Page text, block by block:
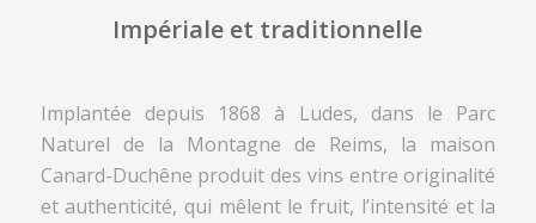
Impériale et traditionnelle
Implantée depuis 1868 à Ludes, dans le Parc
Naturel de la Montagne de Reims, la maison
Canard-Duchêne produit des vins entre originalité
et authenticité, qui mêlent le fruit, l’intensité et la